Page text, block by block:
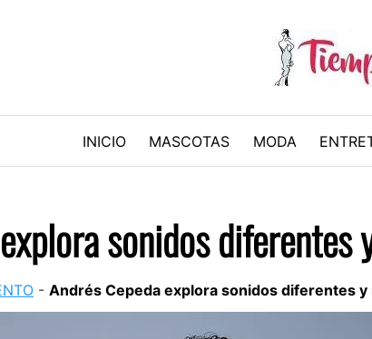
INICIO MASCOTAS MODA
sonidos diferentes
- Andrés Cepeda explora sonidos diferentes